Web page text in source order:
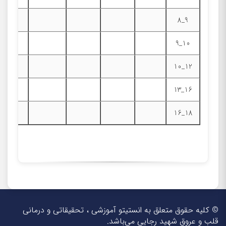
9_8
10_9
12_10
16_13
18_16
© کلیه حقوق متعلق به انستیتو آموزشی ، تحقیقاتی و درمانی
قلب و عروق شهید رجایی می‌باشد.